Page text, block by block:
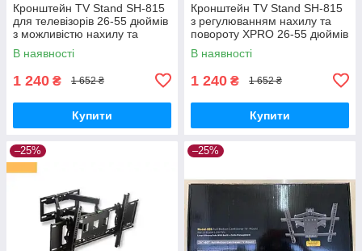
Кронштейн TV Stand SH-815
для телевізорів 26-55 дюймів
з можливістю нахилу та
повороту XPRO (44658-SH-
815_686)
В наявності
1 240 ₴ 1 652 ₴
Купити
Кронштейн TV Stand SH-815
з регулюванням нахилу та
повороту XPRO 26-55 дюймів
(44658-SH-815_689)
В наявності
1 240 ₴ 1 652 ₴
Купити
–25% –25%